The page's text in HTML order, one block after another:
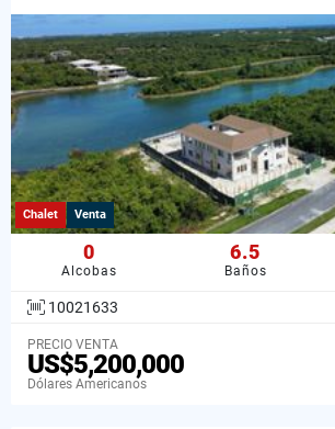
Chalet Venta
0
Alcobas
6.5
Baños
10021633
PRECIO VENTA
US$5,200,000
Dólares Americanos